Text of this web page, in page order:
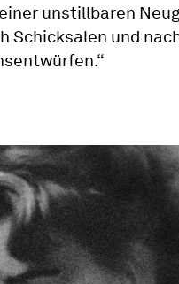
unstillbaren
Schicksalen und